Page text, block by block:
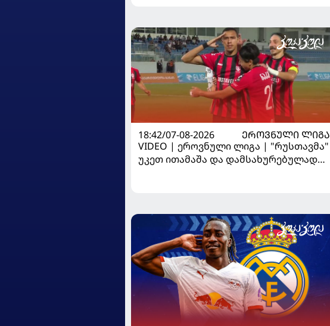
18:42/07-08-2026
ᲔᲠᲝᲕᲜᲣᲚᲘ ᲚᲘᲒᲐ
VIDEO | ეროვნული ლიგა | "რუსთავმა"
უკეთ ითამაშა და დამსახურებულად